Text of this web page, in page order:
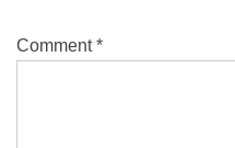
Comment*